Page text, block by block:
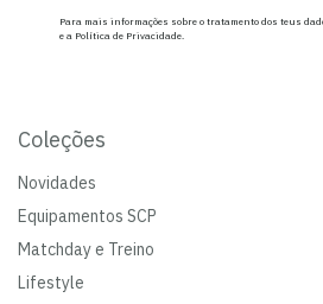
Para mais informações sobre o tratamento dos teus
e a Política de Privacidade.
Coleções
Novidades
Equipamentos SCP
Matchday e Treino
Lifestyle